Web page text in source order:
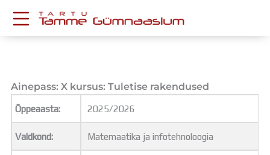
content
Postkast
Drive
Tamme TV
Tamme Leht
Kooliraadio
Ainepass: X kursus: Tuletise rakendused
Õppeaasta: 2025/2026
Valdkond: Matemaatika ja infotehnoloogia